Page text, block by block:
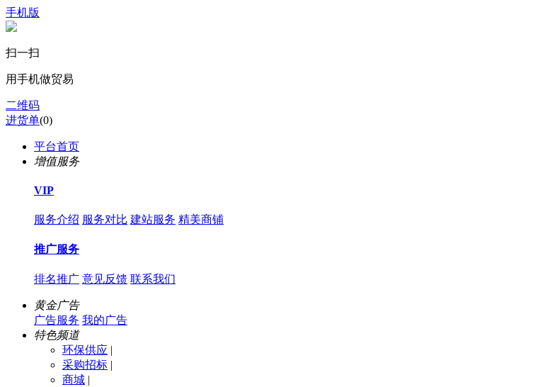
手机版
扫一扫
用手机做贸易
二维码
进货单(0)
平台首页
增值服务
VIP
服务介绍 服务对比 建站服务 精美商铺
推广服务
排名推广 意见反馈 联系我们
黄金广告
广告服务 我的广告
特色频道
环保供应 |
采购招标 |
商城 |